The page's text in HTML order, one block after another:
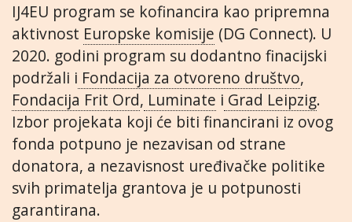
IJ4EU program se kofinancira kao pripremna
aktivnost Europske komisije (DG Connect). U
2020. godini program su dodantno finacijski
podržali i Fondacija za otvoreno društvo,
Fondacija Frit Ord, Luminate i Grad Leipzig.
Izbor projekata koji će biti financirani iz ovog
fonda potpuno je nezavisan od strane
donatora, a nezavisnost uređivačke politike
svih primatelja grantova je u potpunosti
garantirana.